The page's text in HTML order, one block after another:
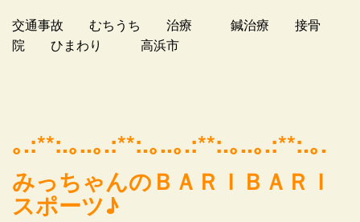
交通事故 むちうち 治療 鍼治療 接骨
院 ひまわり 高浜市
｡.:**:.｡..｡.:**:.｡..｡.:**:.｡..｡.:**:.｡.
みっちゃんのＢＡＲＩＢＡＲＩ
スポーツ♪